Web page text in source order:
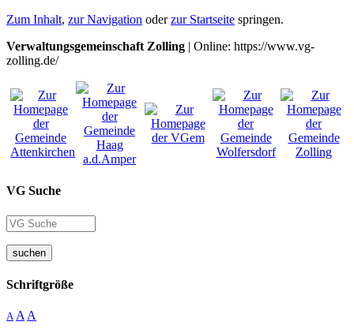
Zum Inhalt, zur Navigation oderzur Startseite springen.
Verwaltungsgemeinschaft Zolling | Online: https://www.vg-
zolling.de/
VG Suche
suchen
Schriftgröße
A A A